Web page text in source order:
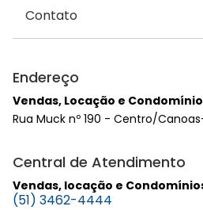
Contato
Endereço
Vendas, Locação e
Rua Muck nº 190 - Centro/
Central de Atendimento
Vendas, locação e
(51) 3462-4444